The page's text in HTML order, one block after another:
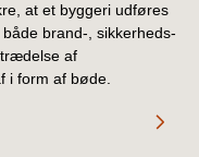
at et byggeri udføres
brand-, sikkerheds-
af
i form af bøde.